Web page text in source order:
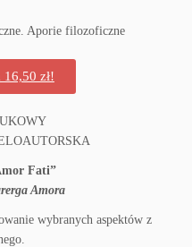
zł!
Fati”
Amora
wybranych aspektów z